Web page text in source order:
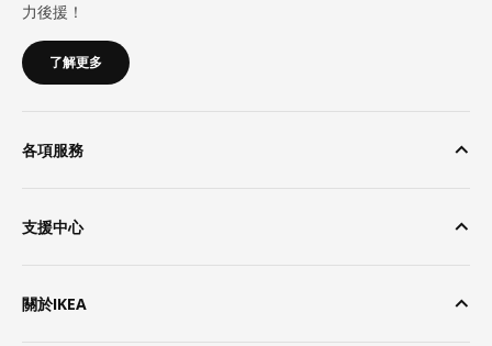
力後援！
了解更多
各項服務
支援中心
關於IKEA